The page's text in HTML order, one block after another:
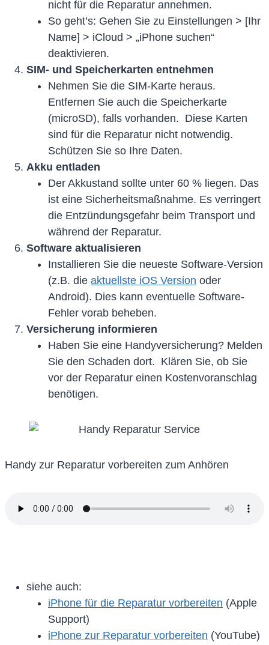
nicht für die Reparatur annehmen.
So geht’s: Gehen Sie zu Einstellungen > [Ihr
Name] > iCloud > „iPhone suchen“
deaktivieren.
SIM- und Speicherkarten entnehmen
Nehmen Sie die SIM-Karte heraus.
Entfernen Sie auch die Speicherkarte
(microSD), falls vorhanden. Diese Karten
sind für die Reparatur nicht notwendig.
Schützen Sie so Ihre Daten.
Akku entladen
Der Akkustand sollte unter 60 % liegen. Das
ist eine Sicherheitsmaßnahme. Es verringert
die Entzündungsgefahr beim Transport und
während der Reparatur.
Software aktualisieren
Installieren Sie die neueste Software-Version
(z.B. die aktuellste iOS Version oder
Android). Dies kann eventuelle Software-
Fehler vorab beheben.
Versicherung informieren
Haben Sie eine Handyversicherung? Melden
Sie den Schaden dort. Klären Sie, ob Sie
vor der Reparatur einen Kostenvoranschlag
benötigen.
Handy zur Reparatur vorbereiten zum Anhören
siehe auch:
iPhone für die Reparatur vorbereiten (Apple
Support)
iPhone zur Reparatur vorbereiten (YouTube)